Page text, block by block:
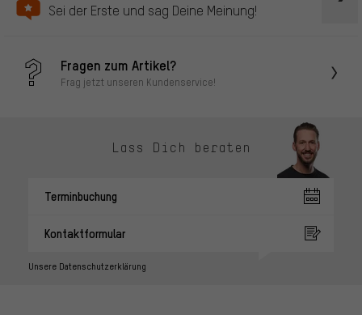
Sei der Erste und sag Deine Meinung!
Fragen zum Artikel?
Frag jetzt unseren Kundenservice!
Lass Dich beraten
Terminbuchung
Kontaktformular
Unsere Datenschutzerklärung